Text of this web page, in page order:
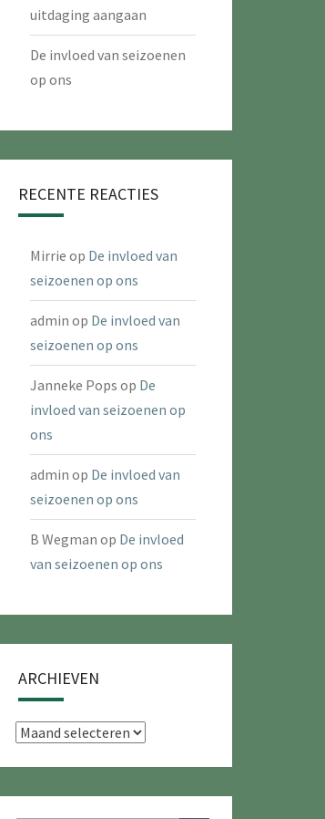
uitdaging aangaan
De invloed van seizoenen
op ons
RECENTE REACTIES
Mirrie op De invloed van
seizoenen op ons
admin op De invloed van
seizoenen op ons
Janneke Pops op De
invloed van seizoenen op
ons
admin op De invloed van
seizoenen op ons
B Wegman op De invloed
van seizoenen op ons
ARCHIEVEN
Archieven